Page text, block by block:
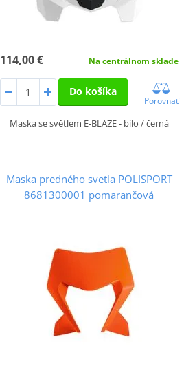
114,00 € Na centrálnom sklade
Do košíka
Porovnať
Maska se světlem E-BLAZE - bílo / černá
Maska predného svetla POLISPORT
8681300001 pomarančová